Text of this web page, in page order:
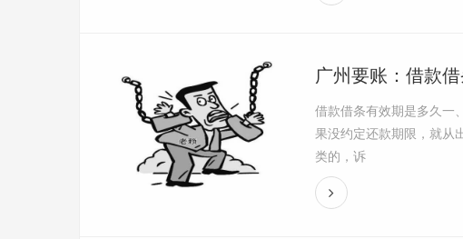
广州要账：借款
借款借条有效期是多久一
果没约定还款期限，就从
类的，诉